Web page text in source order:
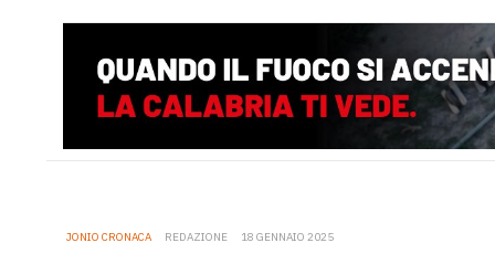
JONIO CRONACA REDAZIONE 18 GENNAIO 2025